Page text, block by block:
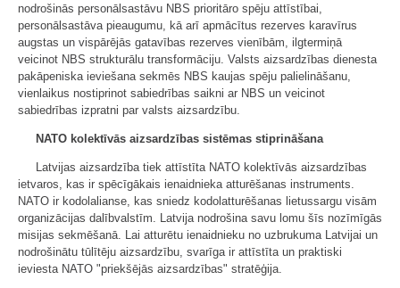
nodrošinās personālsastāvu NBS prioritāro spēju attīstībai,
personālsastāva pieaugumu, kā arī apmācītus rezerves karavīrus
augstas un vispārējās gatavības rezerves vienībām, ilgtermiņā
veicinot NBS strukturālu transformāciju. Valsts aizsardzības dienesta
pakāpeniska ieviešana sekmēs NBS kaujas spēju palielināšanu,
vienlaikus nostiprinot sabiedrības saikni ar NBS un veicinot
sabiedrības izpratni par valsts aizsardzību.
NATO kolektīvās aizsardzības sistēmas stiprināšana
Latvijas aizsardzība tiek attīstīta NATO kolektīvās aizsardzības
ietvaros, kas ir spēcīgākais ienaidnieka atturēšanas instruments.
NATO ir kodolalianse, kas sniedz kodolatturēšanas lietussargu visām
organizācijas dalībvalstīm. Latvija nodrošina savu lomu šīs nozīmīgās
misijas sekmēšanā. Lai atturētu ienaidnieku no uzbrukuma Latvijai un
nodrošinātu tūlītēju aizsardzību, svarīga ir attīstīta un praktiski
ieviesta NATO "priekšējās aizsardzības" stratēģija.